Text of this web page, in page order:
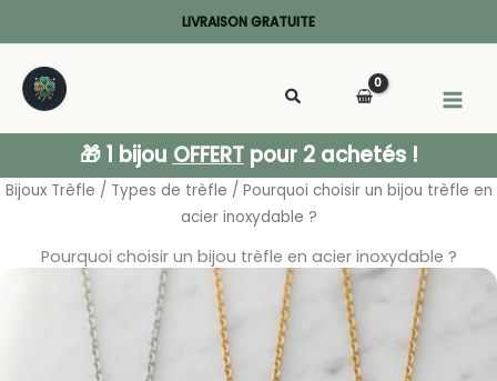
au
contenu
LIVRAISON GRATUITE
🎁 1 bijou OFFERTpour 2 achetés !
Bijoux Trèfle / Types de trèfle / Pourquoi choisir un bijou trèfle en
acier inoxydable ?
Pourquoi choisir un bijou trèfle en acier inoxydable ?